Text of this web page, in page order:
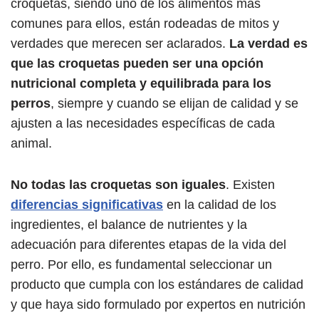
croquetas, siendo uno de los alimentos más
comunes para ellos, están rodeadas de mitos y
verdades que merecen ser aclarados. La verdad es
que las croquetas pueden ser una opción
nutricional completa y equilibrada para los
perros, siempre y cuando se elijan de calidad y se
ajusten a las necesidades específicas de cada
animal.
No todas las croquetas son iguales. Existen
diferencias significativas en la calidad de los
ingredientes, el balance de nutrientes y la
adecuación para diferentes etapas de la vida del
perro. Por ello, es fundamental seleccionar un
producto que cumpla con los estándares de calidad
y que haya sido formulado por expertos en nutrición